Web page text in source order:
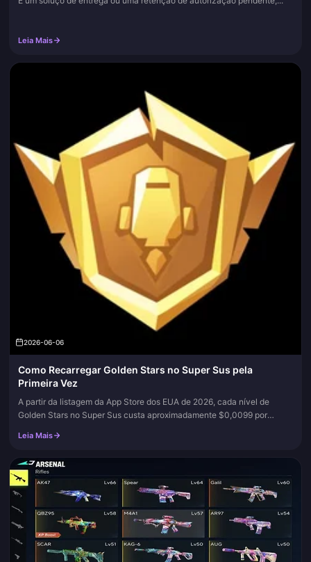
Leia Mais
2026-06-06
Como Recarregar Golden Stars no Super Sus pela
Primeira Vez
A partir da listagem da App Store dos EUA de 2026, cada nível de
Golden Stars no Super Sus custa aproximadamente $0,0099 por
a,...
Leia Mais